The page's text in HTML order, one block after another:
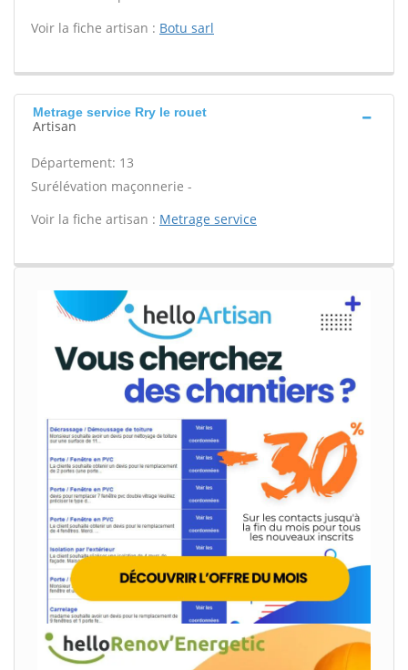
Voir la fiche artisan : Botu sarl
Metrage service Rry le rouet
Artisan
Département: 13
Surélévation maçonnerie -
Voir la fiche artisan : Metrage service